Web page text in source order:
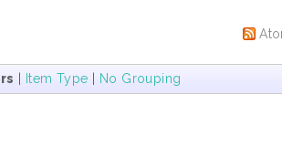
| Item Type | No Grouping